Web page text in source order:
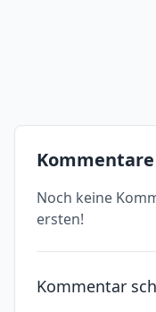
Kommentare
Noch keine
ersten!
Kommentar